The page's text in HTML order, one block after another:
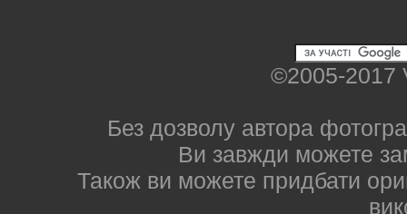
©2005-2017
Без дозволу автора
Ви завжди можете
Також ви можете придбати